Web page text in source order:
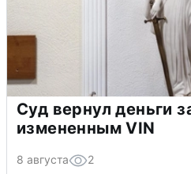
Суд вернул деньги
измененным VIN
8 августа 2